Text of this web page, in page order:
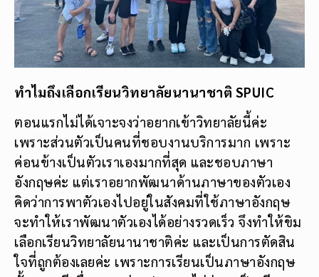
ทำไมถึงเลือกเรียนวิทยาลัยนานาชาติ SPUIC
ตอนแรกไม่ได้เจาะจงว่าอยากเข้าวิทยาลัยนี้ค่ะ
เพราะส่วนตัวเป็นคนที่ชอบงานบริการมาก เพราะ
ค่อนข้างเป็นตัวเราเองมากที่สุด และชอบภาษา
อังกฤษค่ะ แต่เราอยากพัฒนาด้านภาษาของตัวเอง
คิดว่าการพาตัวเองไปอยู่ในสังคมที่ใช้ภาษาอังกฤษ
จะทำให้เราพัฒนาตัวเองได้อย่างรวดเร็ว จึงทำให้ขิม
เลือกเรียนวิทยาลัยนานาชาติค่ะ และเป็นการตัดสิน
ใจที่ถูกต้องเลยค่ะ เพราะการเรียนเป็นภาษาอังกฤษ